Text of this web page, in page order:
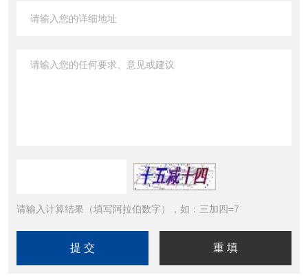
请输入计算结果（填写阿拉伯数字），如：三加四=7